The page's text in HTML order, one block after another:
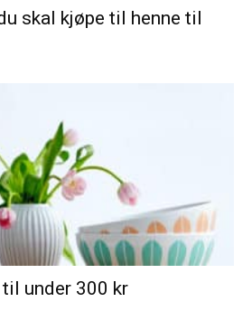
skal kjøpe til henne til
under 300 kr